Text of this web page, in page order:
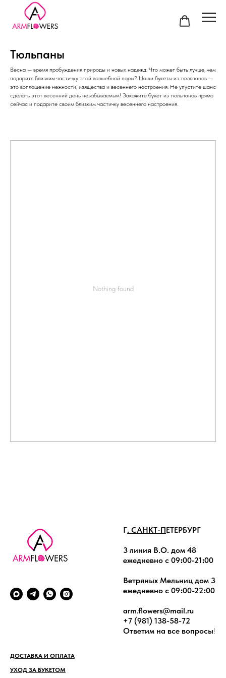
Тюльпаны
Весна — время пробуждения природы и новых надежд. Что может быть лучше, чем
подарить близким частичку этой волшебной поры? Наши букеты из тюльпанов —
это воплощение нежности, изящества и весеннего настроения. Не упустите шанс
сделать этот весенний день незабываемым! Закажите букет из тюльпанов прямо
сейчас и подарите своим близким частичку весеннего настроения.
Nothing found
Г. САНКТ-ПЕТЕРБУРГ
3 линия В.О. дом 48
ежедневно с 09։00-21։00
Ветряных Мельниц дом 3
ежедневно с 09։00-22։00
arm.flowers@mail.ru
+7 (981) 138-58-72
Ответим на все вопросы!
ДОСТАВКА И ОПЛАТА
УХОД ЗА БУКЕТОМ